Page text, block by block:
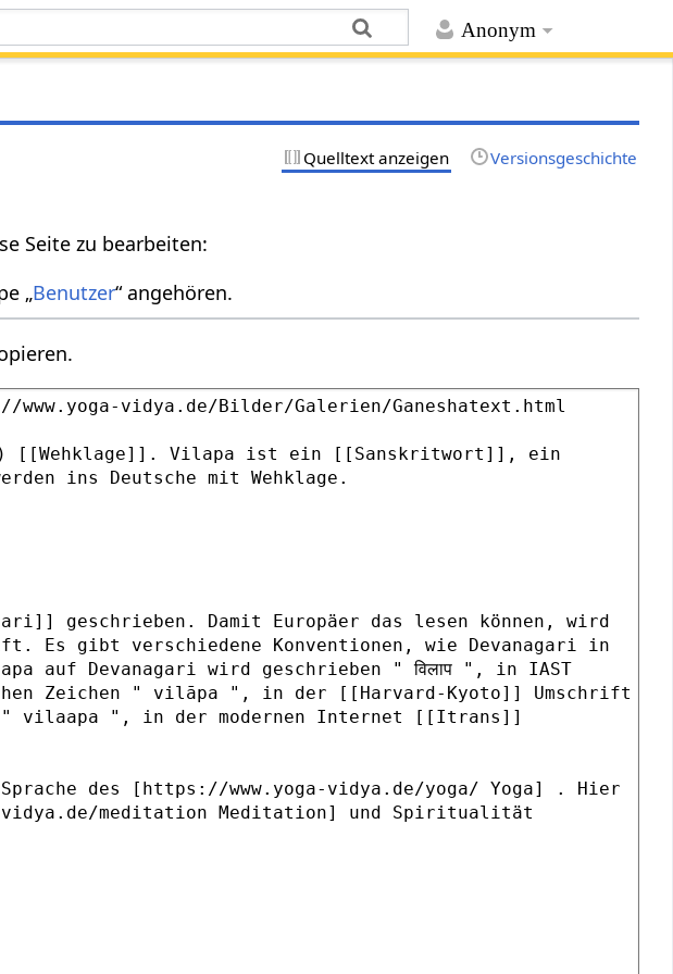
Anonym
Quelltext anzeigen Versionsgeschichte
Seite zu bearbeiten:
„Benutzer“ angehören.